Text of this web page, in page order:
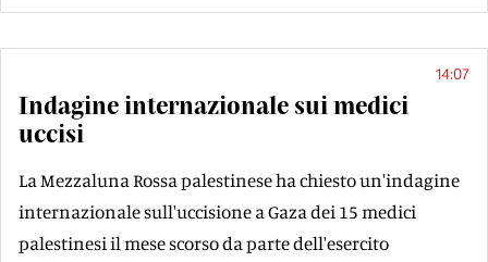
14:07
Indagine internazionale sui medici
uccisi
La Mezzaluna Rossa palestinese ha chiesto un'indagine
internazionale sull'uccisione a Gaza dei 15 medici
palestinesi il mese scorso da parte dell'esercito